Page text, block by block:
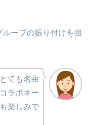
ープの振り付けを担
ても名曲
ラボネー
楽しみで